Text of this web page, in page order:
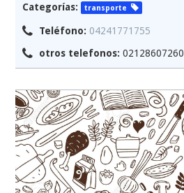
Categorías:
transporte
Teléfono: 04241771755
otros telefonos: 02128607260